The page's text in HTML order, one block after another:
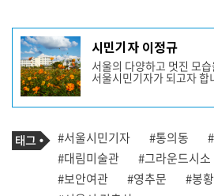
기
사
작
성
자
프
필
시민기자 이정규
서울의 다양하고 멋진 모
서울시민기자가 되고자 합
기
사
관
련
태
태
그
#서울시민기자 #통의동
#대림미술관
#그라운드시소
#보안여관
#영추문 #봉